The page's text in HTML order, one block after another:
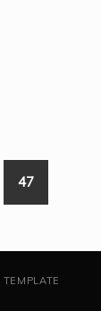
47
TEMPLATE